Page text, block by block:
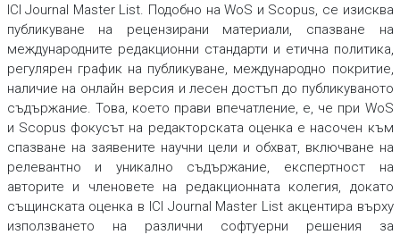
ICI Journal Master List. Подобно на WoS и Scopus, се изисква
публикуване на рецензирани материали, спазване на
международните редакционни стандарти и етична политика,
регулярен график на публикуване, международно покритие,
наличие на онлайн версия и лесен достъп до публикуваното
съдържание. Това, което прави впечатление, е, че при WoS
и Scopus фокусът на редакторската оценка е насочен към
спазване на заявените научни цели и обхват, включване на
релевантно и уникално съдържание, експертност на
авторите и членовете на редакционната колегия, докато
същинската оценка в ICI Journal Master List акцентира върху
използването на различни софтуерни решения за